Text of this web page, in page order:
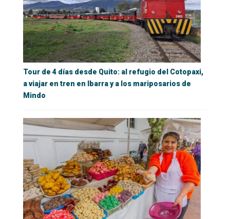
Tour de 4 días desde Quito: al refugio del Cotopaxi,
a viajar en tren en Ibarra y a los mariposarios de
Mindo